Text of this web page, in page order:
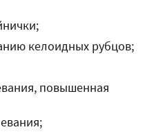
келоидных рубцов;
повышенная